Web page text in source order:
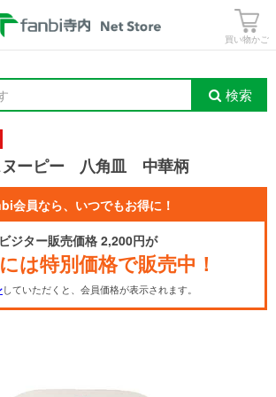
買い物かご
検索
ヌーピー 八角皿 中華柄
会員なら、いつでもお得に！
ビジター販売価格 2,200円が
は特別価格で販売中！
していただくと、会員価格が表示されます。